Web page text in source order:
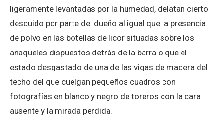
ligeramente levantadas por la humedad, delatan cierto
descuido por parte del dueño al igual que la presencia
de polvo en las botellas de licor situadas sobre los
anaqueles dispuestos detrás de la barra o que el
estado desgastado de una de las vigas de madera del
techo del que cuelgan pequeños cuadros con
fotografías en blanco y negro de toreros con la cara
ausente y la mirada perdida.